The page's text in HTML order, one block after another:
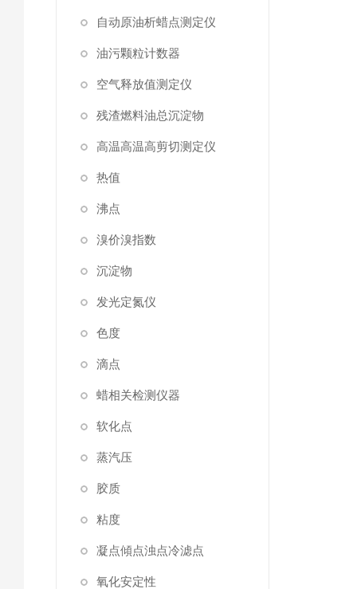
自动原油析蜡点测定仪
油污颗粒计数器
空气释放值测定仪
残渣燃料油总沉淀物
高温高温高剪切测定仪
热值
沸点
溴价溴指数
沉淀物
发光定氮仪
色度
滴点
蜡相关检测仪器
软化点
蒸汽压
胶质
粘度
凝点傾点浊点冷滤点
氧化安定性